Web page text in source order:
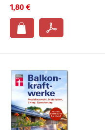
1,80 €